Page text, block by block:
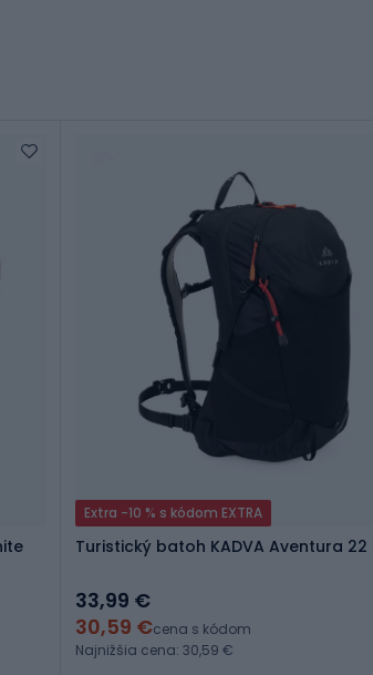
Extra -10 % s kódom EXTRA
Turistický batoh KADVA Aventura 22
33,99 €
30,59 €cena s kódom
Najnižšia cena: 30,59 €